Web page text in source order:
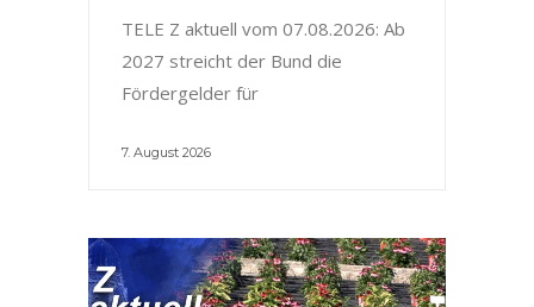
TELE Z aktuell vom 07.08.2026: Ab
2027 streicht der Bund die
Fördergelder für
7. August 2026